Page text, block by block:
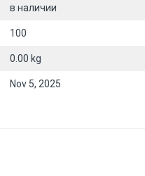
в наличии
100
0.00 kg
Nov 5, 2025